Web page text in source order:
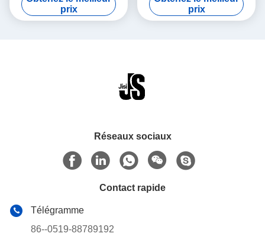
transport longue distance
prix
refroidissement du gel 20 X
2cm
prix
Réseaux sociaux
Contact rapide
Télégramme
86--0519-88789192